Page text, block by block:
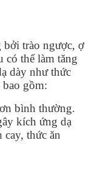
bởi trào ngược, ợ
có thể làm tăng
dày như thức
bao gồm:
bình thường.
kích ứng dạ
cay, thức ăn